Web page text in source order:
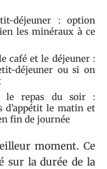
déjeuner : option
les minéraux à ce
café et le déjeuner :
déjeuner ou si on
le repas du soir :
d’appétit le matin et
fin de journée
moment. Ce
sur la durée de la